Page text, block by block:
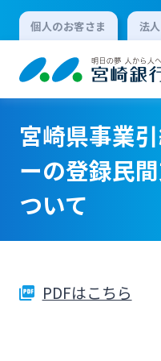
個人のお客さま 法
個人向けイン
宮崎県事業
ーの登録民
ついて
PDFはこちら